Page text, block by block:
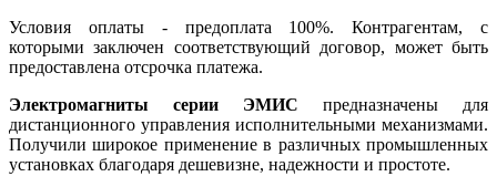
Условия оплаты - предоплата 100%. Контрагентам, с
которыми заключен соответствующий договор, может быть
предоставлена отсрочка платежа.
Электромагниты серии ЭМИС предназначены для
дистанционного управления исполнительными механизмами.
Получили широкое применение в различных промышленных
установках благодаря дешевизне, надежности и простоте.